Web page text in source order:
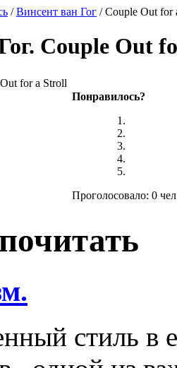
/Винсент ван Гог / Couple Out for
. Couple Out
Понравилось?
Проголосовало: 0
стиль в